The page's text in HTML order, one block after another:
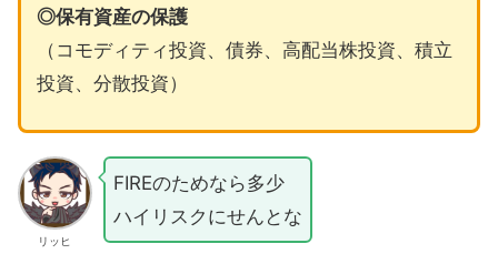
◎保有資産の保護
（コモディティ投資、債券、高配当株投資、積立
投資、分散投資）
リッヒ
FIREのためなら多少
ハイリスクにせんとな